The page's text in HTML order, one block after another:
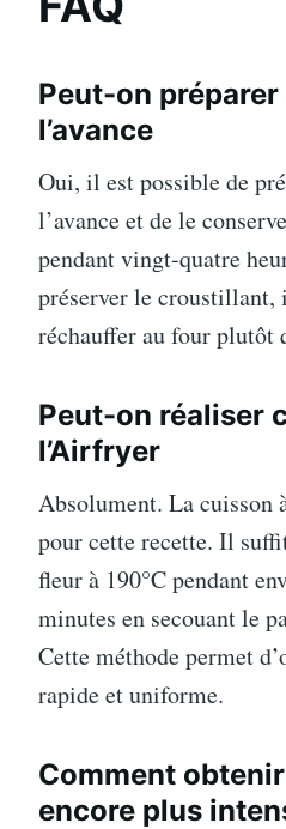
Peut-on
l’avance
Oui, il est possible de
l’avance et de le
pendant vingt-quatre
préserver le croustillant,
réchauffer au four plutôt
Peut-on réaliser
l’Airfryer
Absolument. La cuisson
pour cette recette. Il
fleur à 190°C pendant
minutes en secouant le
Cette méthode permet
rapide et uniforme.
Comment
encore plus